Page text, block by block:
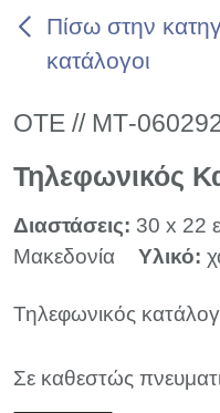
Πίσω στην
κατάλογοι
ΟΤΕ // ΜΤ-
Τηλεφωνικός
Διαστάσεις: 30 x 22
Μακεδονία
Υλικό:
Τηλεφωνικός
Σε καθεστώς